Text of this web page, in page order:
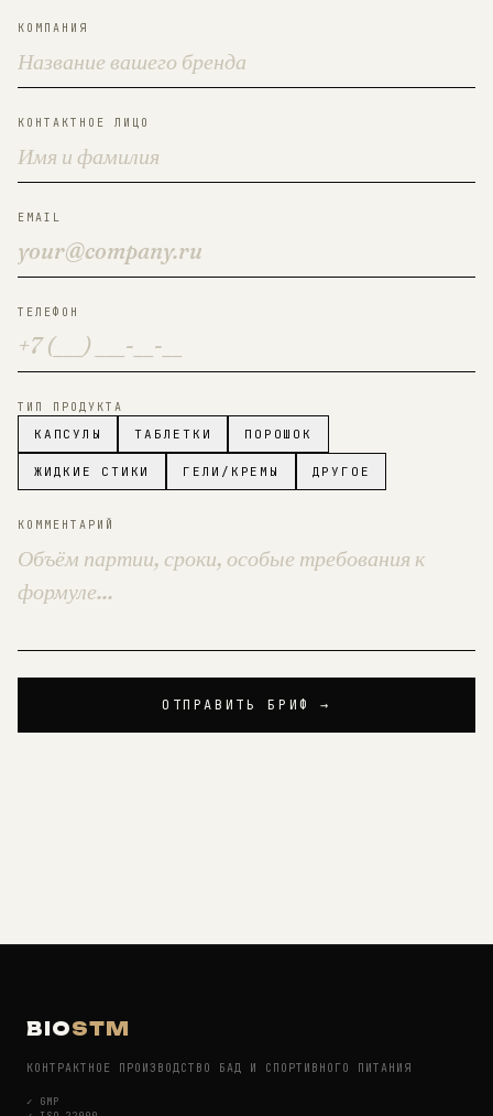
КОМПАНИЯ
КОНТАКТНОЕ ЛИЦО
EMAIL
ТЕЛЕФОН
ТИП ПРОДУКТА
КАПСУЛЫ ТАБЛЕТКИ ПОРОШОК
ЖИДКИЕ СТИКИ ГЕЛИ/КРЕМЫ ДРУГОЕ
КОММЕНТАРИЙ
ОТПРАВИТЬ БРИФ →
BIOSTM
КОНТРАКТНОЕ ПРОИЗВОДСТВО БАД И СПОРТИВНОГО ПИТАНИЯ
✓ GMP